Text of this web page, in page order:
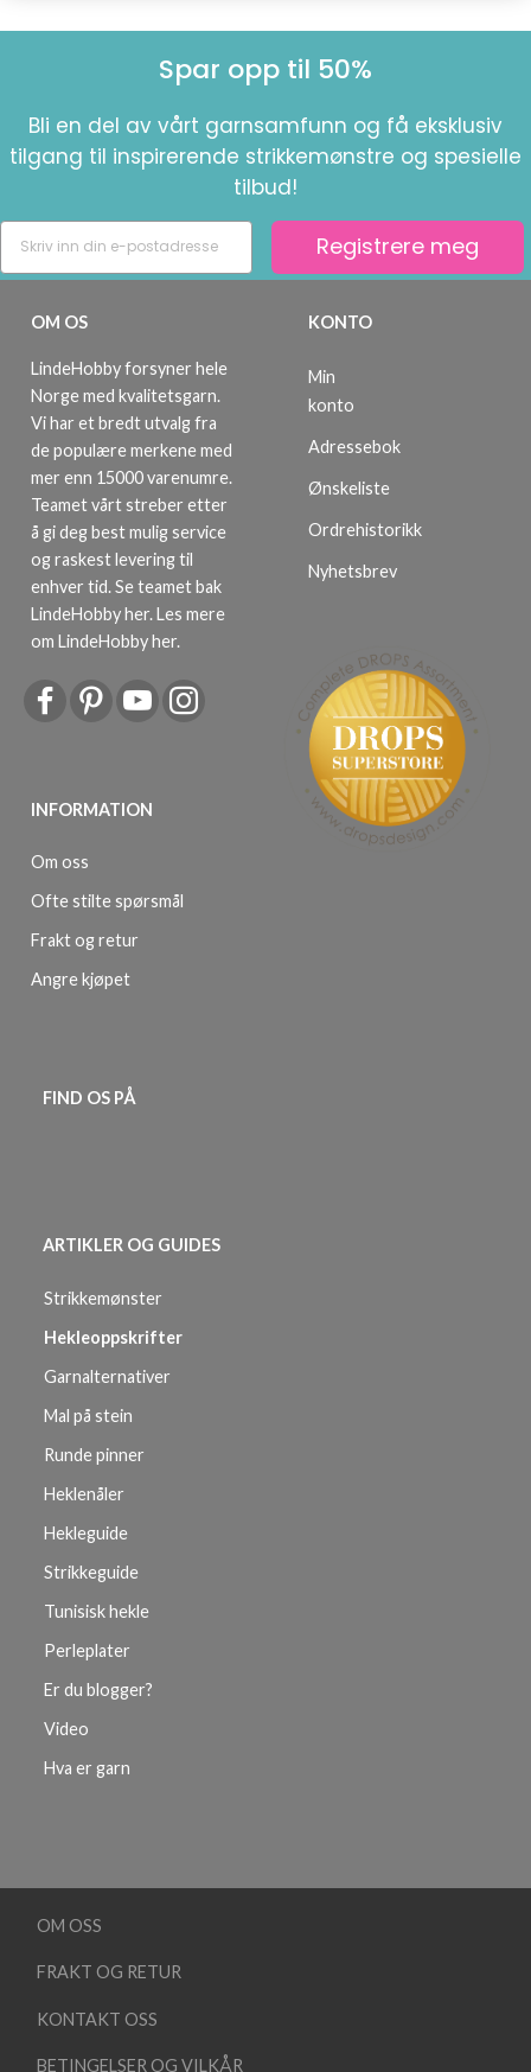
Spar opp til 50%
Bli en del av vårt garnsamfunn og få eksklusiv
tilgang til inspirerende strikkemønstre og spesielle
tilbud!
Registrere meg
OM OS
LindeHobby forsyner hele
Norge med kvalitetsgarn.
Vi har et bredt utvalg fra
de populære merkene med
mer enn 15000 varenumre.
Teamet vårt streber etter
å gi deg best mulig service
og raskest levering til
enhver tid. Se teamet bak
LindeHobby her.Les mere
om LindeHobby her.
INFORMATION
Om oss
Ofte stilte spørsmål
Frakt og retur
Angre kjøpet
KONTO
Min
konto
Adressebok
Ønskeliste
Ordrehistorikk
Nyhetsbrev
FIND OS PÅ
ARTIKLER OG GUIDES
Strikkemønster
Hekleoppskrifter
Garnalternativer
Mal på stein
Runde pinner
Heklenåler
Hekleguide
Strikkeguide
Tunisisk hekle
Perleplater
Er du blogger?
Video
Hva er garn
OM OSS
FRAKT OG RETUR
KONTAKT OSS
BETINGELSER OG VILKÅR